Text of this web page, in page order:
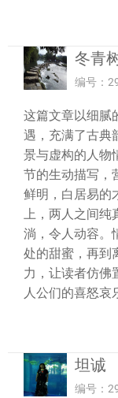
冬青
编号：
这篇文章以细腻
遇，充满了古典
景与虚构的人物
节的生动描写，
鲜明，白居易的
上，两人之间纯
淌，令人动容。
处的甜蜜，再到
力，让读者仿佛
人公们的喜怒哀
坦诚
编号：